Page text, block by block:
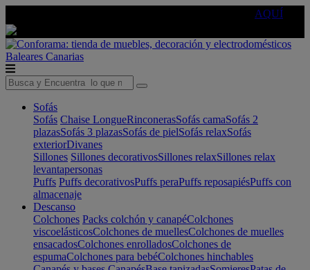
AQUÍ
Baleares Canarias
Sofás
Sofás Chaise LongueRinconerasSofás camaSofás 2
plazasSofás 3 plazasSofás de pielSofás relaxSofás
exteriorDivanes
Sillones Sillones decorativosSillones relaxSillones relax
levantapersonas
Puffs Puffs decorativosPuffs peraPuffs reposapiésPuffs con
almacenaje
Descanso
Colchones Packs colchón y canapéColchones
viscoelásticosColchones de muellesColchones de muelles
ensacadosColchones enrolladosColchones de
espumaColchones para bebéColchones hinchables